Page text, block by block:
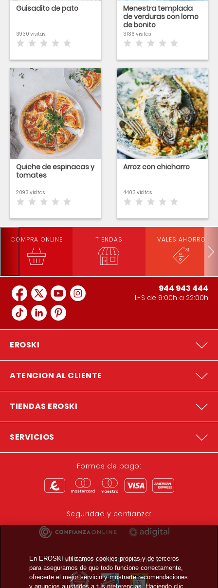
Guisadito de pato
3930 visitas
Menestra templada
de verduras con lomo
de bonito
3136 visitas
Quiche de espinacas y
tomates
2093 visitas
Arroz con chicharro
4403 visitas
COMPRA ONLINE TIENDAS VALES AHORRO
944 943 444
L-S de 9:00h a 22:00h
EROSKI
ATENCION AL CLIENTE
TIENDAS EROSKI
SERVICIOS
Formas de pago:
Seguridad y confianza:
Premios y reconocimientos:
En EROSKI utilizamos cookies propias y de terceros
para asegurarnos de que todo funcione correctamente,
ofrecerte el mejor servicio y mostrarte recomendaciones
y anuncios ajustados a tus preferencias. Haciendo clic